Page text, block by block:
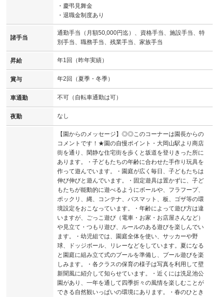
・慶弔見舞金
・退職金制度あり
諸手当
通勤手当（月額50,000円迄）、資格手当、施設手当、特
別手当、職務手当、残業手当、家族手当
昇給 年1回（昨年実績）
賞与 年2回（夏季・冬季）
車通勤 不可（自転車通勤は可）
夜勤 なし
【園からのメッセージ】◎◎このコーナーは園長からの
コメントです！★園の自慢ポイント・大岡山駅より商店
街を通り、閑静な住宅街を歩くと坂道を登りきった所に
あります。・子どもたちの年齢に合わせた手作り玩具を
作って遊んでいます。・園庭が広く毎日、子どもたちは
伸び伸びと遊んでいます。・固定遊具は置かずに、子ど
もたちが能動的に遊べるようにボールや、フラフープ、
ポックリ、縄、コンテナ、バスマット、板、ゴザ等の環
境設定をおこなっています。・年齢によって遊び方は違
いますが、ごっこ遊び（電車・お家・お店屋さんなど）
や見立て・つもり遊び、ルールのある遊びを楽しんでい
ます。・幼児組では、園庭全体を使い、サッカーや野
球、ドッジボール、リレーなどをしています。夏になる
と園庭に組み立て式のプールを準備し、プール遊びを楽
しみます。・各クラスの保育の様子は写真を利用して壁
新聞風に紹介して知らせています。・近くには洗足池公
園があり、一年を通して四季折々の風情を楽しむことが
できる自然観いっぱいの環境にあります。・春のひとき